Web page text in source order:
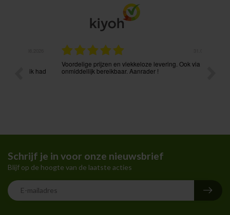
Voordelige prijzen en vlekkeloze levering. Ook via mail
onmiddellijk bereikbaar. Aanrader !
Schrijf je in voor onze nieuwsbrief
Blijf op de hoogte van de laatste acties